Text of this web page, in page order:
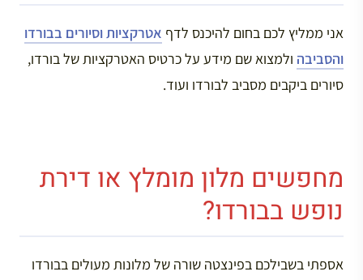
אני ממליץ לכם בחום להיכנס לדף אטרקציות וסיורים בבורדו
והסביבה ולמצוא שם מידע על כרטיס האטרקציות של בורדו,
סיורים ביקבים מסביב לבורדו ועוד.
מחפשים מלון מומלץ או דירת
נופש בבורדו?
אספתי בשבילכם בפינצטה שורה של מלונות מעולים בבורדו